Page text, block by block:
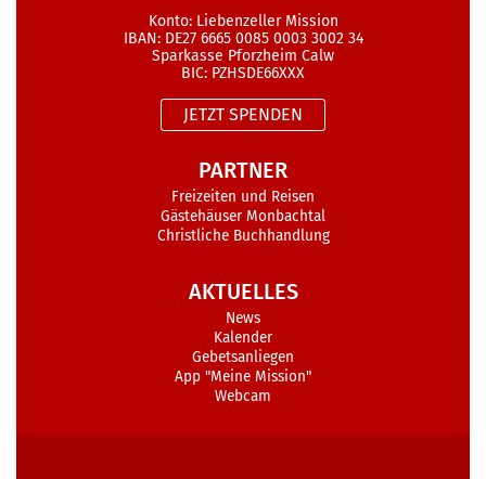
Konto: Liebenzeller Mission
IBAN: DE27 6665 0085 0003 3002 34
Sparkasse Pforzheim Calw
BIC: PZHSDE66XXX
JETZT SPENDEN
PARTNER
Freizeiten und Reisen
Gästehäuser Monbachtal
Christliche Buchhandlung
AKTUELLES
News
Kalender
Gebetsanliegen
App "Meine Mission"
Webcam